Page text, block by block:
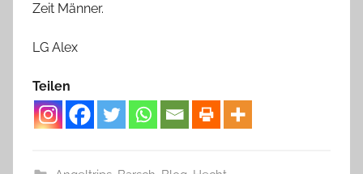
Zeit Männer.
LG Alex
Teilen